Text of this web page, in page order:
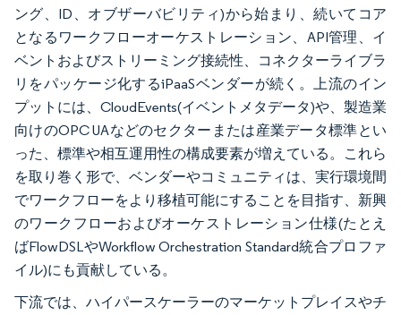
ング、ID、オブザーバビリティ)から始まり、続いてコア
となるワークフローオーケストレーション、API管理、イ
ベントおよびストリーミング接続性、コネクターライブラ
リをパッケージ化するiPaaSベンダーが続く。上流のイン
プットには、CloudEvents(イベントメタデータ)や、製造業
向けのOPC UAなどのセクターまたは産業データ標準とい
った、標準や相互運用性の構成要素が増えている。これら
を取り巻く形で、ベンダーやコミュニティは、実行環境間
でワークフローをより移植可能にすることを目指す、新興
のワークフローおよびオーケストレーション仕様(たとえ
ばFlowDSLやWorkflow Orchestration Standard統合プロファ
イル)にも貢献している。
下流では、ハイパースケーラーのマーケットプレイスやチ